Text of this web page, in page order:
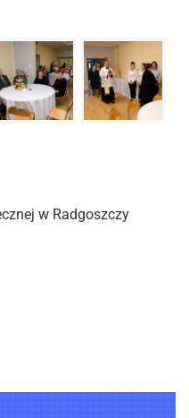
w Radgoszczy